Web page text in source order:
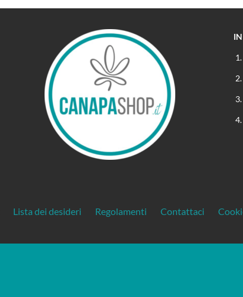
Lista dei desideri Regolamenti Contattaci